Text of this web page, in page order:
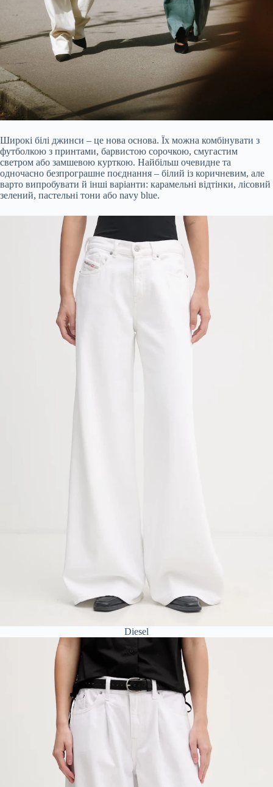
Широкі білі джинси – це нова основа. Їх можна комбінувати з
футболкою з принтами, барвистою сорочкою, смугастим
светром або замшевою курткою. Найбільш очевидне та
одночасно безпрограшне поєднання – білий із коричневим, але
варто випробувати й інші варіанти: карамельні відтінки, лісовий
зелений, пастельні тони або navy blue.
Diesel